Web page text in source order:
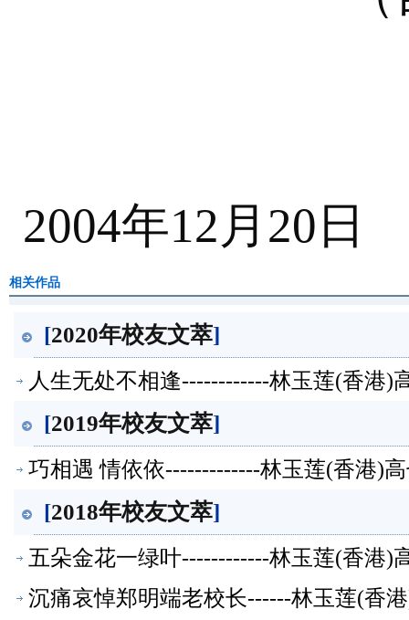
2004年12月20日
相关作品
[2020年校友文萃]
人生无处不相逢------------林玉莲(香港)
[2019年校友文萃]
巧相遇 情依依-------------林玉莲(香港)
[2018年校友文萃]
五朵金花一绿叶------------林玉莲(香港)
沉痛哀悼郑明端老校长------林玉莲(香